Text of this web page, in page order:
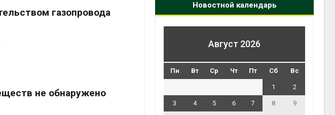
газопровода
не обнаружено
Новостной календарь
Август 2026
Пн Вт Ср Чт Пт Сб Вс
1 2
3 4 5 6 7 8 9